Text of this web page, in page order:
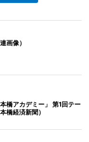
画像）
橋アカデミー」 第1回テー
橋経済新聞）